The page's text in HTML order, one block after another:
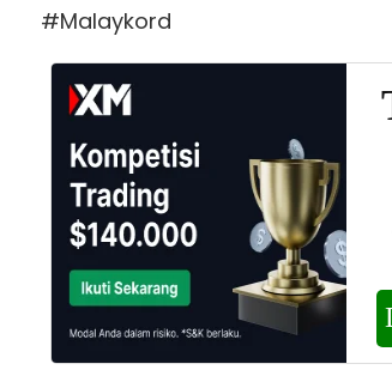
#Malaykord